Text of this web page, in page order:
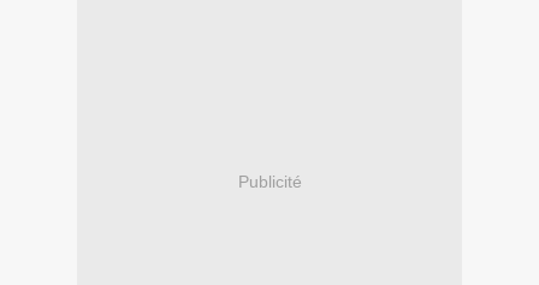
Publicité